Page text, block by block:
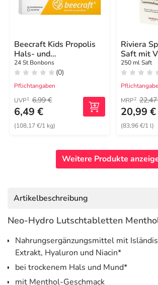
Beecraft Kids Propolis
Hals- und
Hustenbonbons
24 St Bonbons
(0)
Pflichtangaben
UVP1 6,99 €
6,49 €
(108,17 €/1 kg)
Riviera
Saft mit
250 ml Saft
MRP2
20,99 €
(83,96 €/1 l)
Weitere Produkte
Artikelbeschreibung
Neo-Hydro Lutschtabletten
Nahrungsergänzungsmittel mit
Extrakt, Hyaluron und Niacin*
bei trockenem Hals und Mund*
mit Menthol-Geschmack